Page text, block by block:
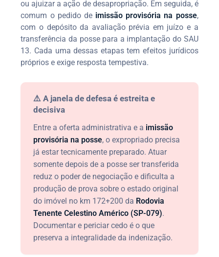
ou ajuizar a ação de desapropriação. Em seguida, é
comum o pedido de imissão provisória na posse,
com o depósito da avaliação prévia em juízo e a
transferência da posse para a implantação do SAU
13. Cada uma dessas etapas tem efeitos jurídicos
próprios e exige resposta tempestiva.
⚠️ A janela de defesa é estreita e
decisiva
Entre a oferta administrativa e a imissão
provisória na posse, o expropriado precisa
já estar tecnicamente preparado. Atuar
somente depois de a posse ser transferida
reduz o poder de negociação e dificulta a
produção de prova sobre o estado original
do imóvel no km 172+200 da Rodovia
Tenente Celestino Américo (SP-079).
Documentar e periciar cedo é o que
preserva a integralidade da indenização.